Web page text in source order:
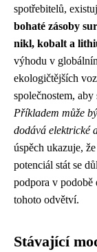
spotřebitelů,
bohaté zásoby
nikl, kobalt a
výhodu v
ekologičtějších
společnostem,
Příkladem může
dodává elektrické
úspěch ukazuje,
potenciál stát se
podpora v podobě
tohoto odvětví.
Stávající